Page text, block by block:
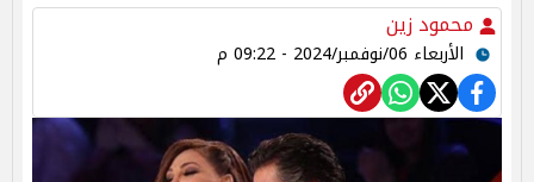
محمود زين
الأربعاء 06/نوفمبر/2024 - 09:22 م